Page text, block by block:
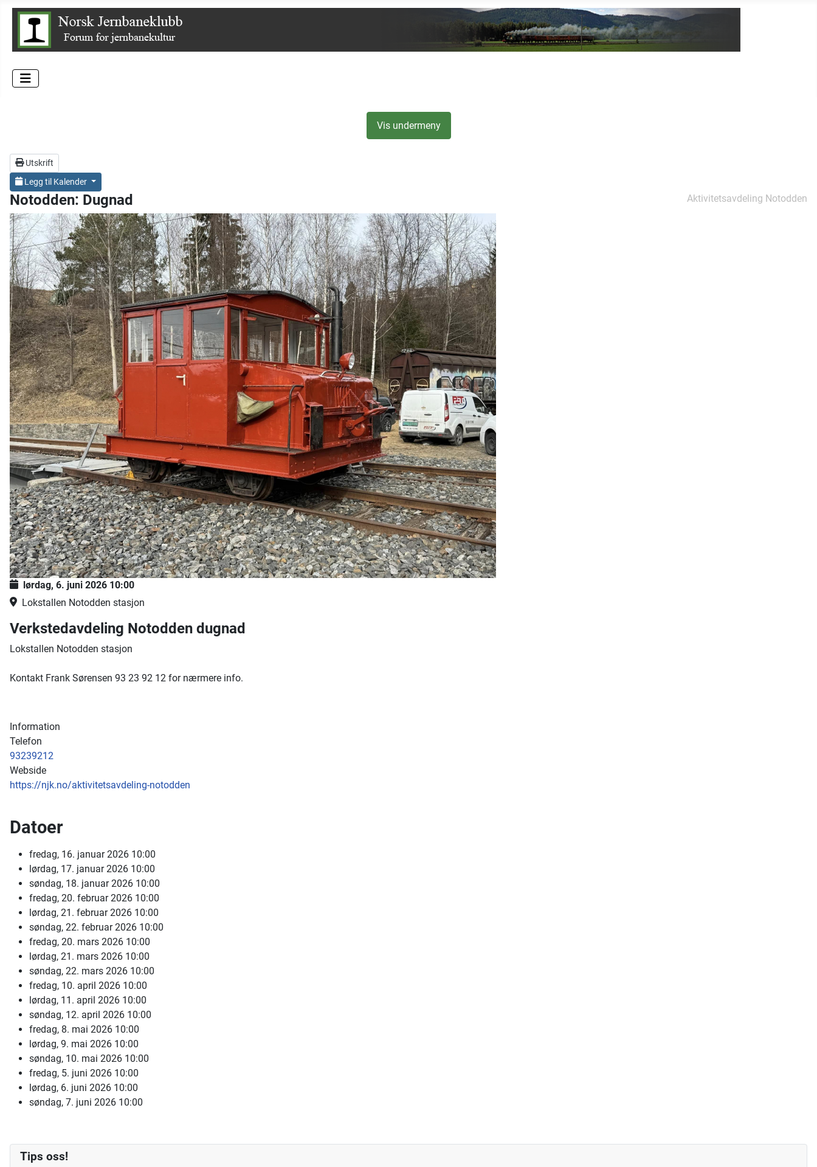
Vis undermeny
Utskrift
Legg til Kalender
Notodden: Dugnad Aktivitetsavdeling Notodden
lørdag, 6. juni 2026 10:00
Lokstallen Notodden stasjon
Verkstedavdeling Notodden dugnad
Lokstallen Notodden stasjon
Kontakt Frank Sørensen 93 23 92 12 for nærmere info.
Information
Telefon
93239212
Webside
https://njk.no/aktivitetsavdeling-notodden
Datoer
fredag, 16. januar 2026 10:00
lørdag, 17. januar 2026 10:00
søndag, 18. januar 2026 10:00
fredag, 20. februar 2026 10:00
lørdag, 21. februar 2026 10:00
søndag, 22. februar 2026 10:00
fredag, 20. mars 2026 10:00
lørdag, 21. mars 2026 10:00
søndag, 22. mars 2026 10:00
fredag, 10. april 2026 10:00
lørdag, 11. april 2026 10:00
søndag, 12. april 2026 10:00
fredag, 8. mai 2026 10:00
lørdag, 9. mai 2026 10:00
søndag, 10. mai 2026 10:00
fredag, 5. juni 2026 10:00
lørdag, 6. juni 2026 10:00
søndag, 7. juni 2026 10:00
Tips oss!